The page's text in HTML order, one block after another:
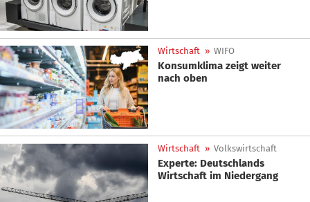
Wirtschaft » WIFO
Konsumklima zeigt weiter
nach oben
Wirtschaft » Volkswirtschaft
Experte: Deutschlands
Wirtschaft im Niedergang